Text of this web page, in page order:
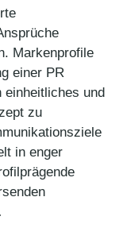
Markenprofile
einer PR
einheitliches und
zu
in enger